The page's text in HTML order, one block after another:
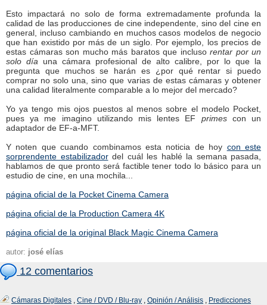
Esto impactará no solo de forma extremadamente profunda la
calidad de las producciones de cine independente, sino del cine en
general, incluso cambiando en muchos casos modelos de negocio
que han existido por más de un siglo. Por ejemplo, los precios de
estas cámaras son mucho más baratos que incluso rentar por un
solo día una cámara profesional de alto calibre, por lo que la
pregunta que muchos se harán es ¿por qué rentar si puedo
comprar no solo una, sino que varias de estas cámaras y obtener
una calidad literalmente comparable a lo mejor del mercado?
Yo ya tengo mis ojos puestos al menos sobre el modelo Pocket,
pues ya me imagino utilizando mis lentes EF primescon un
adaptador de EF-a-MFT.
Y noten que cuando combinamos esta noticia de hoy con este
sorprendente estabilizadordel cuál les hablé la semana pasada,
hablamos de que pronto será factible tener todo lo básico para un
estudio de cine, en una mochila...
página oficial de la Pocket Cinema Camera
página oficial de la Production Camera 4K
página oficial de la original Black Magic Cinema Camera
autor: josé elías
12 comentarios
Cámaras Digitales , Cine / DVD / Blu-ray , Opinión / Análisis , Predicciones